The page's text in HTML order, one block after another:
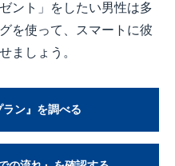
ント」をしたい男性は多
を使って、スマートに彼
ましょう。
ラン』を調べる